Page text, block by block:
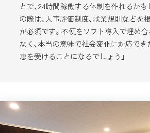
とで、24時間稼働する体制を作れるかも
の際は、人事評価制度、就業規則などを
が必須です。不便をソフト導入で埋め
なく、本当の意味で社会変化に対応でき
恵を受けることになるでしょう」